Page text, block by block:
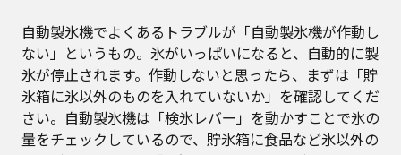
自動製氷機でよくあるトラブルが「自動製氷機が作動し
ない」というもの。氷がいっぱいになると、自動的に製
氷が停止されます。作動しないと思ったら、まずは「貯
氷箱に氷以外のものを入れていないか」を確認してくだ
さい。自動製氷機は「検氷レバー」を動かすことで氷の
量をチェックしているので、貯氷箱に食品など氷以外の